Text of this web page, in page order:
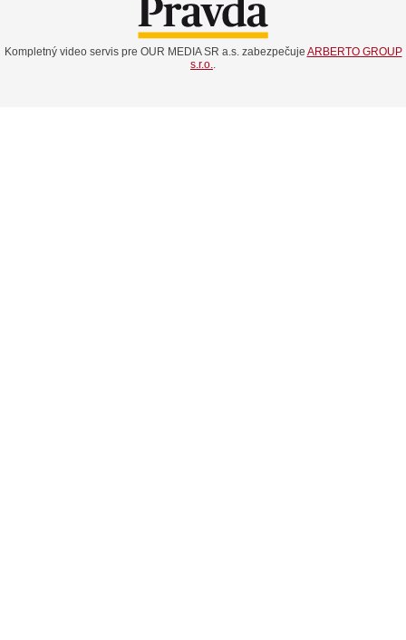
Kompletný video servis pre OUR MEDIA SR a.s. zabezpečuje ARBERTO GROUP
s.r.o.